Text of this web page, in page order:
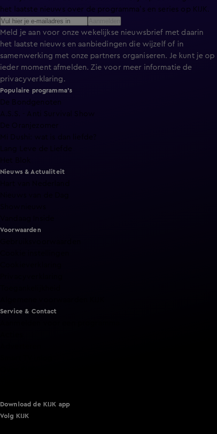
het laatste nieuws over de programma’s en series op KIJK.
Meld je aan voor onze wekelijkse nieuwsbrief met daarin
het laatste nieuws en aanbiedingen die wijzelf of in
samenwerking met onze partners organiseren. Je kunt je op
ieder moment afmelden. Zie voor meer informatie de
privacyverklaring.
Populaire programma's
De Bondgenoten
A.S.S. - Anti Survival Show
De Oranjezomer
Mi Dushi: wat is dan liefde?
Lang Leve de Liefde
Nieuws & Actualiteit
Voorwaarden
Service & Contact
Download de KIJK app
Volg KIJK